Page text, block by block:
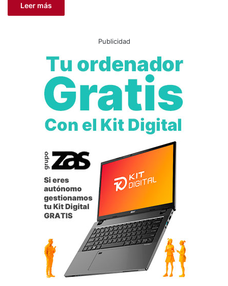
Leer más
Publicidad